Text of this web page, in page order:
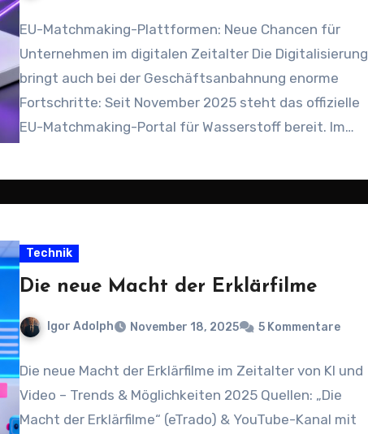
EU-Matchmaking-Plattformen: Neue Chancen für
Unternehmen im digitalen Zeitalter Die Digitalisierung
bringt auch bei der Geschäftsanbahnung enorme
Fortschritte: Seit November 2025 steht das offizielle
EU-Matchmaking-Portal für Wasserstoff bereit. Im
Technik
Die neue Macht der Erklärfilme
Igor Adolph November 18, 2025 5 Kommentare
Die neue Macht der Erklärfilme im Zeitalter von KI und
Video – Trends & Möglichkeiten 2025 Quellen: „Die
Macht der Erklärfilme“ (eTrado) & YouTube-Kanal mit